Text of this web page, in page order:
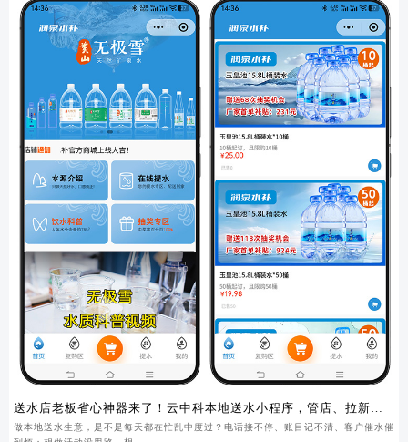
送水店老板省心神器来了！云中科本地送水小程序，管店、拉新、
锁客一步到位
做本地送水生意，是不是每天都在忙乱中度过？电话接不停、账目记不清、客户催水催